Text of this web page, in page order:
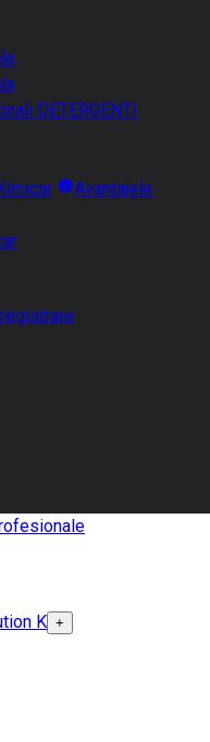
DETERGENTI
Avantajele
K +